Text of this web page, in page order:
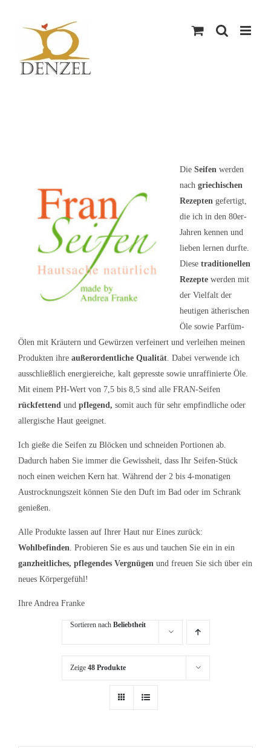
Die Seifen werden
nach griechischen
Rezepten gefertigt,
die ich in den 80er-
Jahren kennen und
lieben lernen durfte.
Diese traditionellen
Rezepte werden mit
der Vielfalt der
heutigen ätherischen
Öle sowie Parfüm-
Ölen mit Kräutern und Gewürzen verfeinert und verleihen meinen
Produkten ihre außerordentliche Qualität. Dabei verwende ich
ausschließlich energiereiche, kalt gepresste sowie unraffinierte Öle.
Mit einem PH-Wert von 7,5 bis 8,5 sind alle FRAN-Seifen
rückfettend und pflegend, somit auch für sehr empfindliche oder
allergische Haut geeignet.
Ich gieße die Seifen zu Blöcken und schneiden Portionen ab.
Dadurch haben Sie immer die Gewissheit, dass Ihr Seifen-Stück
noch einen weichen Kern hat. Während der 2 bis 4-monatigen
Austrocknungszeit können Sie den Duft im Bad oder im Schrank
genießen.
Alle Produkte lassen auf Ihrer Haut nur Eines zurück:
Wohlbefinden. Probieren Sie es aus und tauchen Sie ein in ein
ganzheitliches, pflegendes Vergnügen und freuen Sie sich über ein
neues Körpergefühl!
Ihre Andrea Franke
Sortieren nach Beliebtheit
Zeige 48 Produkte